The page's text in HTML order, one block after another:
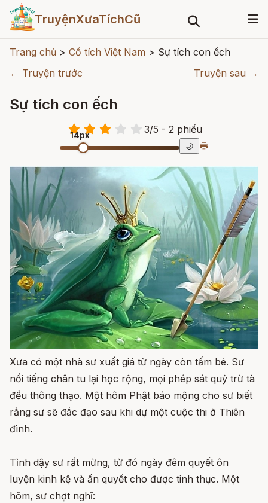
TruyệnXưaTíchCũ
Trang chủ > Cổ tích Việt Nam > Sự tích con ếch
← Truyện trước
Truyện sau →
Sự tích con ếch
3/5 - 2phiếu
14px
🌙 🖶
Xưa có một nhà sư xuất giá từ ngày còn tấm bé. Sư
nổi tiếng chân tu lại học rộng, mọi phép sát quỷ trừ tà
đều thông thạo. Một hôm Phật báo mộng cho sư biết
rằng sư sẽ đắc đạo sau khi dự một cuộc thi ở Thiên
đình.
Tỉnh dậy sư rất mừng, từ đó ngày đêm quyết ôn
luyện kinh kệ và ấn quyết cho được tinh thục. Một
hôm, sư chợt nghĩ: